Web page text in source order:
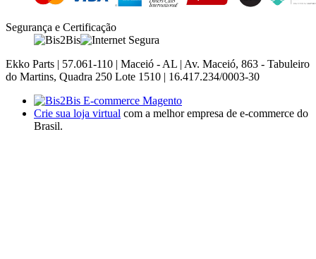
Segurança e Certificação
Ekko Parts | 57.061-110 | Maceió - AL | Av. Maceió, 863 - Tabuleiro
do Martins, Quadra 250 Lote 1510 | 16.417.234/0003-30
Crie sua loja virtual com a melhor empresa de e-commerce do
Brasil.